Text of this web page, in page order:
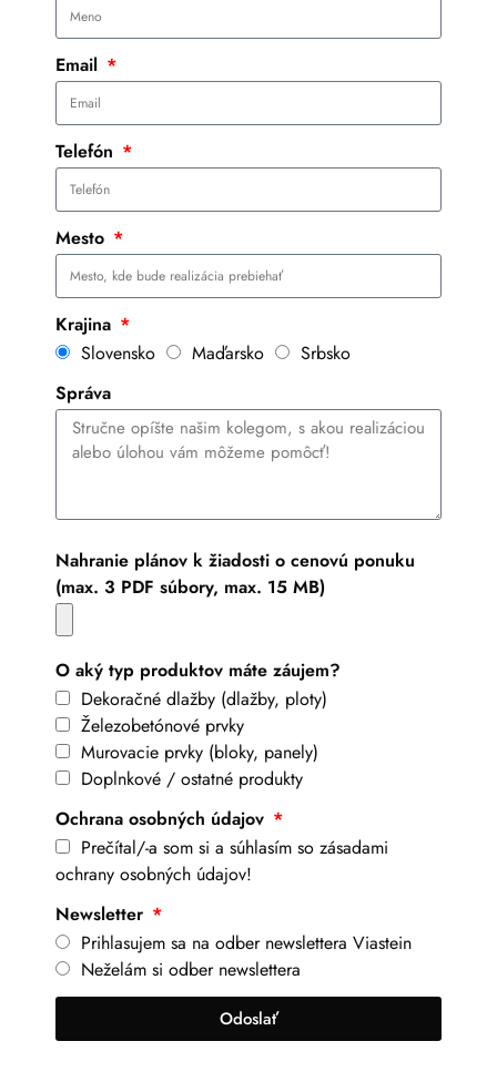
Email
Telefón
Mesto
Krajina
Slovensko
Maďarsko
Srbsko
Správa
Nahranie plánov k žiadosti o cenovú ponuku
(max. 3 PDF súbory, max. 15 MB)
O aký typ produktov máte záujem?
Dekoračné dlažby (dlažby, ploty)
Železobetónové prvky
Murovacie prvky (bloky, panely)
Doplnkové / ostatné produkty
Ochrana osobných údajov
Prečítal/-a som si a súhlasím so zásadami
ochrany osobných údajov!
Newsletter
Prihlasujem sa na odber newslettera Viastein
Neželám si odber newslettera
Odoslať